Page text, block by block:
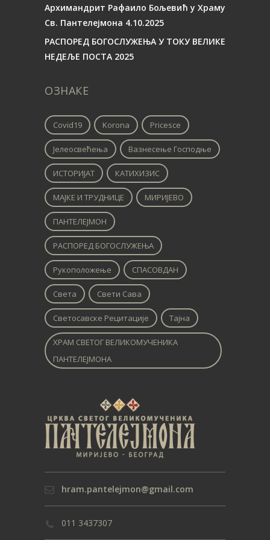
Архимандрит Рафаило Бољевић у Храму
Св. Пантелејмона 4.10.2025
РАСПОРЕД БОГОСЛУЖЕЊА У ТОКУ ВЕЛИКЕ
НЕДЕЉЕ ПОСТА 2025
ОЗНАКЕ
Covid19 Korona Pricesce
Јелеосвећења Вазнесење Господње
ИСТОРИЈАТ КАТИХИЗИС
МАЈКЕ И ТРУДНИЦЕ МИРИЈЕВО
ПАНТЕЛЕЈМОН
РАСПОРЕД БОГОСЛУЖЕЊА
Рукоположење СПАСОВДАН
Света Свети Сава
Светосавске Рецитације Тајна
ХРАМ СВЕТОГ ВЕЛИКОМУЧЕНИКА
ПАНТЕЛЕЈМОНА
hram.pantelejmon@gmail.com
011 3437307